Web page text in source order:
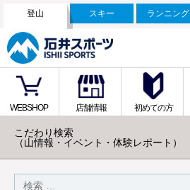
登山 スキー ランニング
WEBSHOP 店舗情報 初めての方
こだわり検索
（山情報・イベント・体験レポート）